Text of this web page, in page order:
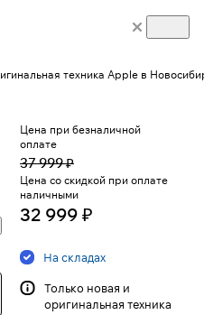
техника Apple в
Цена при безналичной
оплате
37 999 ₽
Цена со скидкой при оплате
наличными
32 999 ₽
На складах
Только новая и
оригинальная техника